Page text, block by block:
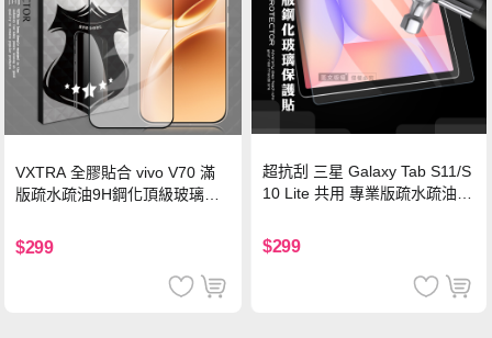
VXTRA 全膠貼合 vivo V70 滿
版疏水疏油9H鋼化頂級玻璃貼
$299
超抗刮 三星 Galaxy Tab S11/S
10 Lite 共用 專業版疏水疏油9
$299